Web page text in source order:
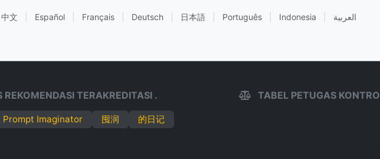
中文 Español Français Deutsch 日本語 Português Indonesia العربية
TERAKREDITASI .
Prompt Imaginator 囤润 的日记
TABEL PETUGAS